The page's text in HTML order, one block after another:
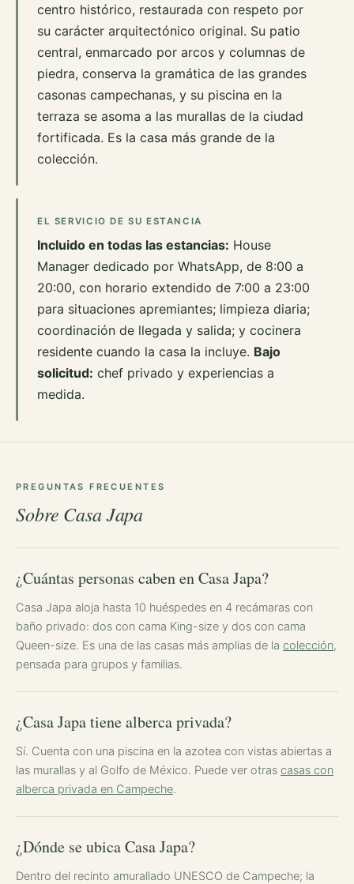
centro histórico, restaurada con respeto por
su carácter arquitectónico original. Su patio
central, enmarcado por arcos y columnas de
piedra, conserva la gramática de las grandes
casonas campechanas, y su piscina en la
terraza se asoma a las murallas de la ciudad
fortificada. Es la casa más grande de la
colección.
EL SERVICIO DE SU ESTANCIA
Incluido en todas las estancias: House
Manager dedicado por WhatsApp, de 8:00 a
20:00, con horario extendido de 7:00 a 23:00
para situaciones apremiantes; limpieza diaria;
coordinación de llegada y salida; y cocinera
residente cuando la casa la incluye. Bajo
solicitud: chef privado y experiencias a
medida.
PREGUNTAS FRECUENTES
Sobre Casa Japa
¿Cuántas personas caben en Casa Japa?
Casa Japa aloja hasta 10 huéspedes en 4 recámaras con
baño privado: dos con cama King-size y dos con cama
Queen-size. Es una de las casas más amplias de la colección,
pensada para grupos y familias.
¿Casa Japa tiene alberca privada?
Sí. Cuenta con una piscina en la azotea con vistas abiertas a
las murallas y al Golfo de México. Puede ver otras casas con
alberca privada en Campeche.
¿Dónde se ubica Casa Japa?
Dentro del recinto amurallado UNESCO de Campeche; la